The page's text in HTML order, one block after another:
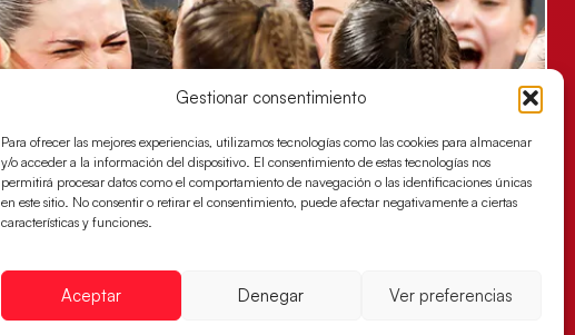
Gestionar consentimiento
Para ofrecer las mejores experiencias, utilizamos tecnologías como las cookies para almacenar
y/o acceder a la información del dispositivo. El consentimiento de estas tecnologías nos
permitirá procesar datos como el comportamiento de navegación o las identificaciones únicas
en este sitio. No consentir o retirar el consentimiento, puede afectar negativamente a ciertas
características y funciones.
Aceptar Denegar Ver preferencias